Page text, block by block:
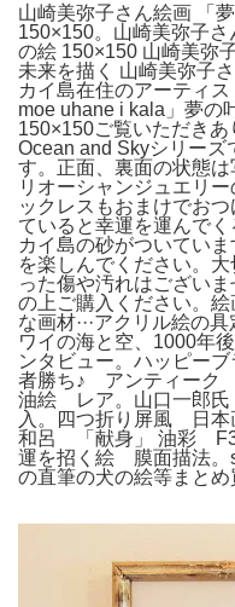
山崎美弥子さん絵画 「
150×150。山崎美弥子
の絵 150×150 山崎美弥
未来を描く 山崎美弥子
カイ島在住のアーティ
moe uhane i kala」夢
150×150ご覧いただき
Ocean and Skyシリーズ
す。正面、裏面の状態
リオーシャンジュエリ
ックレスもおまけでお
ていると幸運を運んで
カイ島の砂がついてい
を楽しんでください。
った傷や汚れはござい
の上ご購入ください。絵
な画材···アクリル絵の
ワイの海と空、1000年
ンタビュー。ハッピー
者勝ち♪ アンティーク
油絵 レア。山口一郎
入。四つ折り屏風 日
和呂 「献身」 油彩
運を招く絵 膜面描法。
の直筆の犬の絵等まとめ